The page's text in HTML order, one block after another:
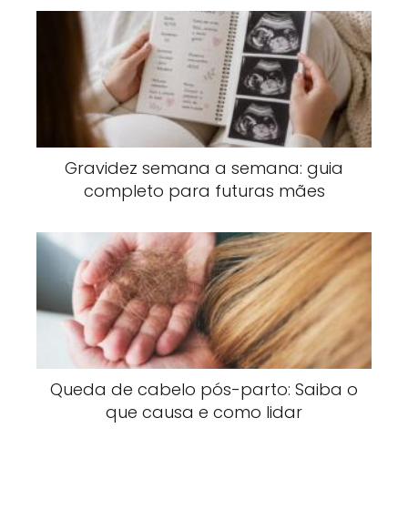
Gravidez semana a semana: guia
completo para futuras mães
Queda de cabelo pós-parto: Saiba o
que causa e como lidar